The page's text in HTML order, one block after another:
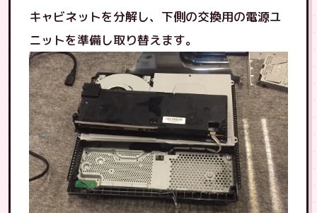
キャビネットを分解し、下側の交換用の電源ユ
ニットを準備し取り替えます。